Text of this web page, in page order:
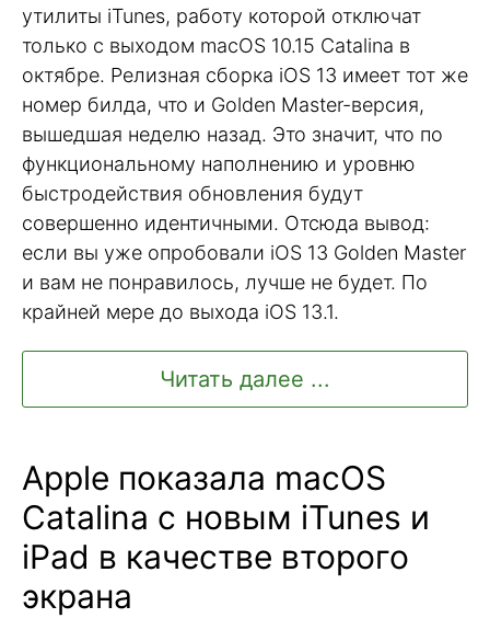
утилиты iTunes, работу которой отключат
только с выходом macOS 10.15 Catalina в
октябре. Релизная сборка iOS 13 имеет тот же
номер билда, что и Golden Master-версия,
вышедшая неделю назад. Это значит, что по
функциональному наполнению и уровню
быстродействия обновления будут
совершенно идентичными. Отсюда вывод:
если вы уже опробовали iOS 13 Golden Master
и вам не понравилось, лучше не будет. По
крайней мере до выхода iOS 13.1.
Читать далее ...
Apple показала macOS
Catalina с новым iTunes и
iPad в качестве второго
экрана